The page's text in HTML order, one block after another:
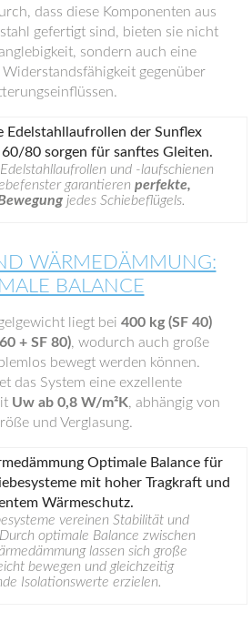
dass diese Komponenten aus
gefertigt sind, bieten sie nicht
sondern auch eine
gegenüber
und -laufschienen
garantieren perfekte,
jedes Schiebeflügels.
WÄRMEDÄMMUNG:
BALANCE
liegt bei 400 kg (SF 40)
+ SF 80), wodurch auch große
bewegt werden können.
das System eine exzellente
Uw ab 0,8 W/m²K, abhängig von
und Verglasung.
vereinen Stabilität und
optimale Balance zwischen
lassen sich große
bewegen und gleichzeitig
Isolationswerte erzielen.